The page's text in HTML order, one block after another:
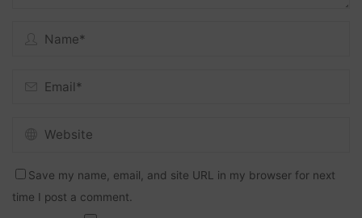
Save my name, email, and site URL in my browser for next
time I post a comment.